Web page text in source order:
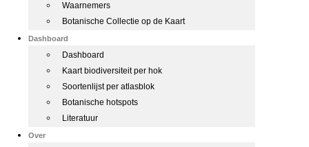
Waarnemers
Botanische Collectie op de Kaart
Dashboard
Dashboard
Kaart biodiversiteit per hok
Soortenlijst per atlasblok
Botanische hotspots
Literatuur
Over